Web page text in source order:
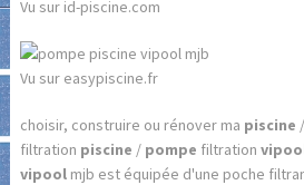
Vu sur id-piscine.com
Vu sur easypiscine.fr
choisir, construire ou rénover ma piscine
filtration piscine / pompe filtration
vipoolmjb est équipée d'une poche